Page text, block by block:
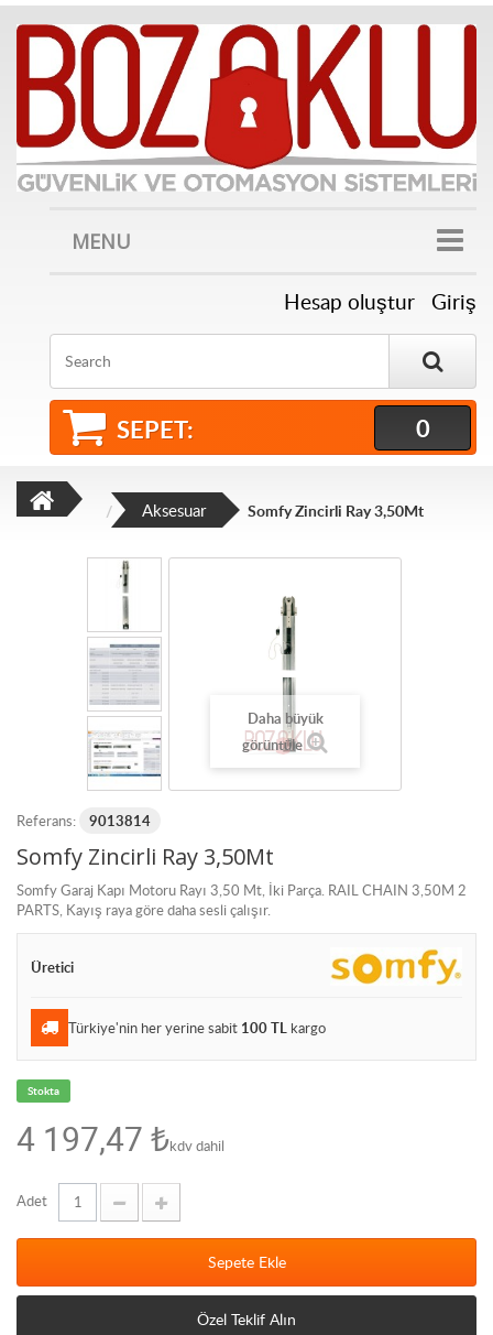
MENU
Hesap oluştur Giriş
SEPET: 0
Aksesuar Somfy Zincirli Ray 3,50Mt
Daha büyük
görüntüle
Referans: 9013814
Somfy Zincirli Ray 3,50Mt
Somfy Garaj Kapı Motoru Rayı 3,50 Mt, İki Parça. RAIL CHAIN 3,50M 2
PARTS, Kayış raya göre daha sesli çalışır.
Üretici
Türkiye'nin her yerine sabit 100 TL kargo
Stokta
4 197,47 ₺kdv dahil
Adet
Sepete Ekle
Özel Teklif Alın